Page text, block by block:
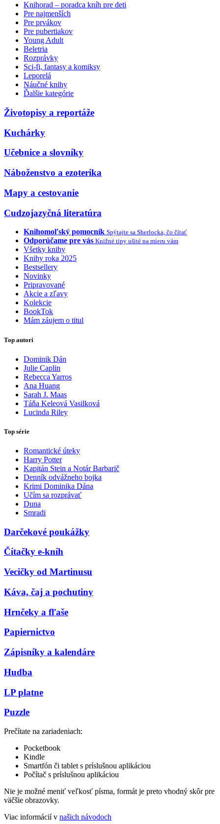
Knihorad – poradca kníh pre deti
Pre najmenších
Pre prvákov
Pre pubertiakov
Young Adult
Beletria
Rozprávky
Sci-fi, fantasy a komiksy
Leporelá
Náučné knihy
Ďalšie kategórie
Životopisy a reportáže
Kuchárky
Učebnice a slovníky
Náboženstvo a ezoterika
Mapy a cestovanie
Cudzojazyčná literatúra
Knihomoľský pomocník Spýtajte sa Sherlocka, čo čítať
Odporúčame pre vás Knižné tipy ušité na mieru vám
Všetky knihy
Knihy roka 2025
Bestsellery
Novinky
Pripravované
Akcie a zľavy
Kolekcie
BookTok
Mám záujem o titul
Top autori
Dominik Dán
Julie Caplin
Rebecca Yarros
Ana Huang
Sarah J. Maas
Táňa Keleová Vasilková
Lucinda Riley
Top série
Romantické úteky
Harry Potter
Kapitán Stein a Notár Barbarič
Denník odvážneho bojka
Krimi Dominika Dána
Učím sa rozprávať
Duna
Smradi
Darčekové poukážky
Čítačky e-kníh
Vecičky od Martinusu
Káva, čaj a pochutiny
Hrnčeky a fľaše
Papiernictvo
Zápisníky a kalendáre
Hudba
LP platne
Puzzle
Prečítate na zariadeniach:
Pocketbook
Kindle
Smartfón či tablet s príslušnou aplikáciou
Počítač s príslušnou aplikáciou
Nie je možné meniť veľkosť písma, formát je preto vhodný skôr pre
väčšie obrazovky.
Viac informácií v našich návodoch